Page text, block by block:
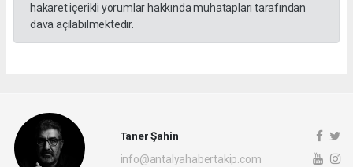
hakaret içerikli yorumlar hakkında muhatapları tarafından
dava açılabilmektedir.
Taner Şahin
info@antalyahabertakip.com